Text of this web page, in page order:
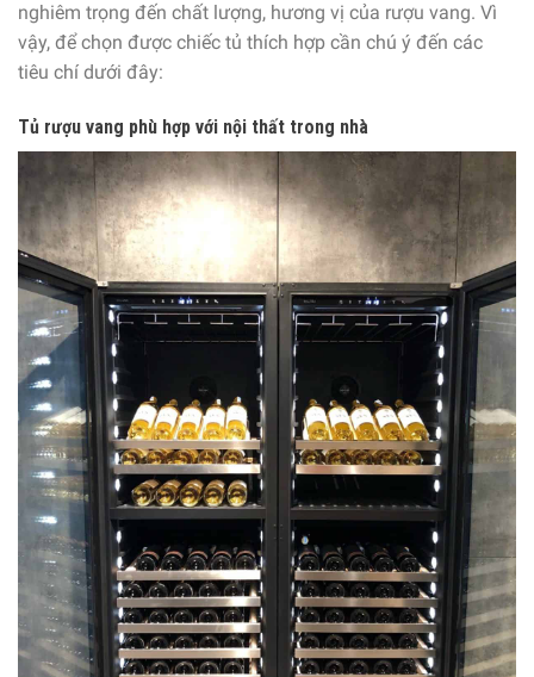
nghiêm trọng đến chất lượng, hương vị của rượu vang. Vì
vậy, để chọn được chiếc tủ thích hợp cần chú ý đến các
tiêu chí dưới đây:
Tủ rượu vang phù hợp với nội thất trong nhà